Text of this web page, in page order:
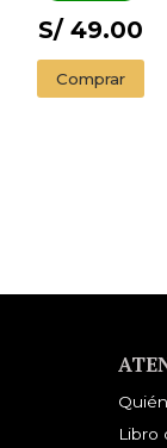
S/ 49.00
Comprar
Libro